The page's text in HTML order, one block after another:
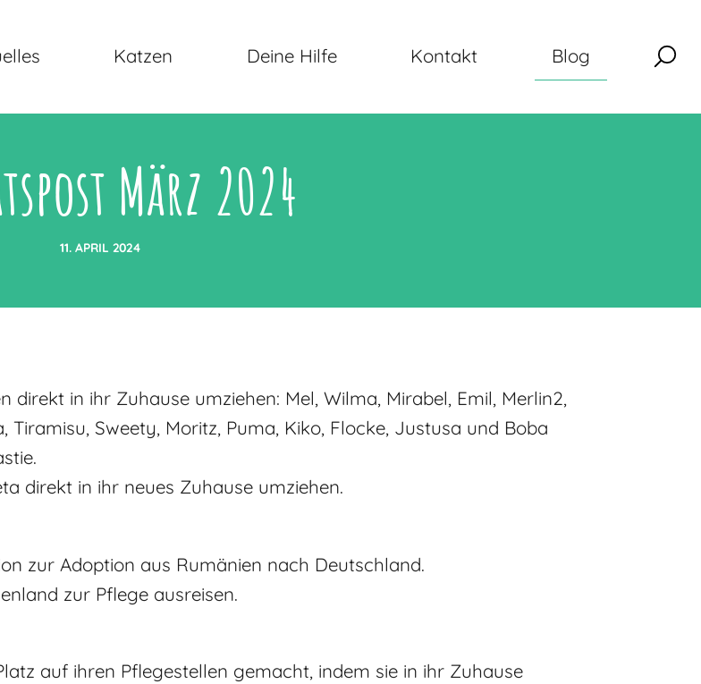
Katzen Deine Hilfe Kontakt Blog
März 2024
11. APRIL 2024
in ihr Zuhause umziehen: Mel, Wilma, Mirabel, Emil, Merlin2,
Sweety, Moritz, Puma, Kiko, Flocke, Justusa und Boba
direkt in ihr neues Zuhause umziehen.
zur Adoption aus Rumänien nach Deutschland.
zur Pflege ausreisen.
auf ihren Pflegestellen gemacht, indem sie in ihr Zuhause